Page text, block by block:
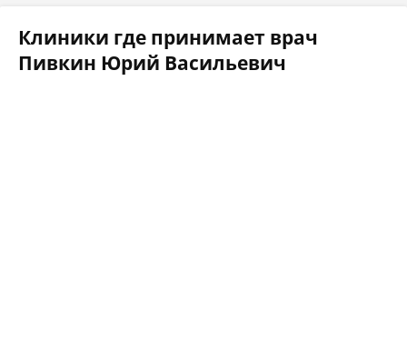
Клиники где принимает врач
Пивкин Юрий Васильевич